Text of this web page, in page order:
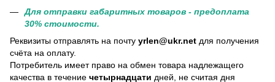
Для отправки габаритных товаров - предоплата
30% стоимости.
Реквизиты отправлять на почту yrlen@ukr.net для получения
счёта на оплату.
Потребитель имеет право на обмен товара надлежащего
качества в течение четырнадцати дней, не считая дня